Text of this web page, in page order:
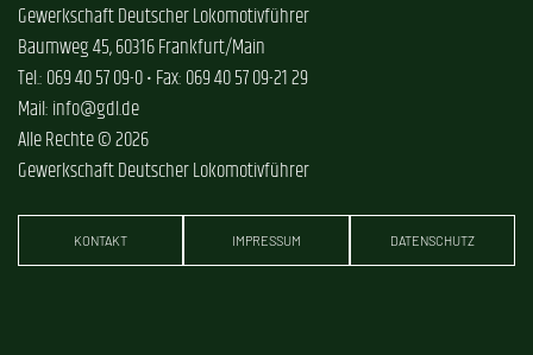
Gewerkschaft Deutscher Lokomotivführer
Baumweg 45, 60316 Frankfurt/Main
Tel.: 069 40 57 09-0 • Fax: 069 40 57 09-21 29
Mail: info@gdl.de
Alle Rechte © 2026
Gewerkschaft Deutscher Lokomotivführer
KONTAKT IMPRESSUM DATENSCHUTZ